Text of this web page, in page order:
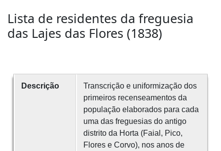
Lista de residentes da freguesia
das Lajes das Flores (1838)
Descrição
Transcrição e uniformização dos
primeiros recenseamentos da
população elaborados para cada
uma das freguesias do antigo
distrito da Horta (Faial, Pico,
Flores e Corvo), nos anos de